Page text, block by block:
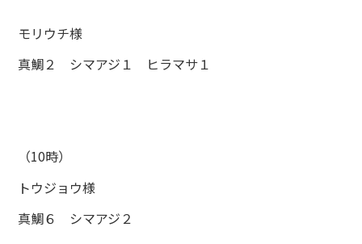
モリウチ様
真鯛２ シマアジ１ ヒラマサ１
（10時）
トウジョウ様
真鯛６ シマアジ２